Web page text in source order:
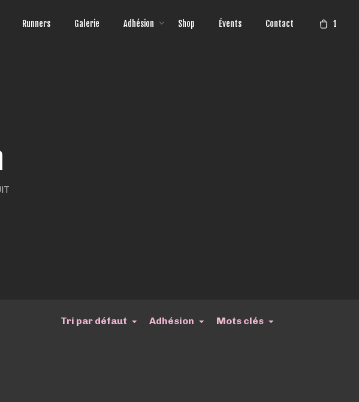
Runners Galerie Adhésion Shop Évents Contact 1
Tri par défaut Adhésion Mots clés